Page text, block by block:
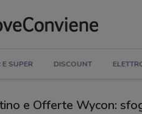
E SUPER DISCOUNT
e Offerte Wycon: